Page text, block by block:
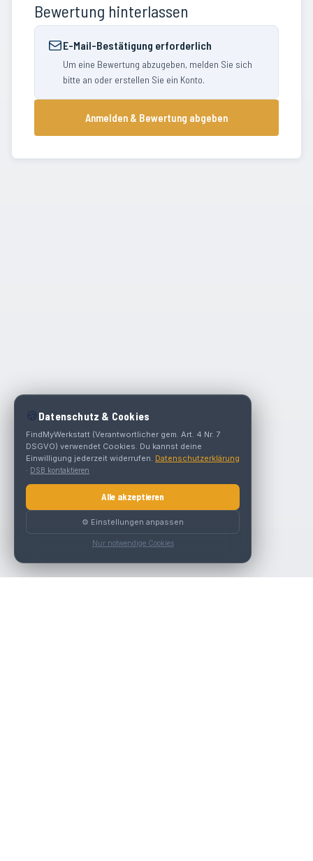
Bewertung hinterlassen
E-Mail-Bestätigung erforderlich
Um eine Bewertung abzugeben, melden Sie sich
bitte an oder erstellen Sie ein Konto.
Anmelden & Bewertung abgeben
🍪 Datenschutz & Cookies
FindMyWerkstatt (Verantwortlicher gem. Art. 4 Nr. 7
DSGVO) verwendet Cookies. Du kannst deine
Einwilligung jederzeit widerrufen. Datenschutzerklärung
· DSB kontaktieren
Alle akzeptieren
⚙️ Einstellungen anpassen
Nur notwendige Cookies